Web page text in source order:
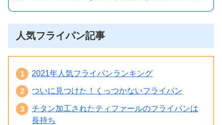
人気フライパン記事
2021年人気フライパンランキング
ついに見つけた！くっつかないフライパン
チタン加工されたティファールのフライパンは
長持ち